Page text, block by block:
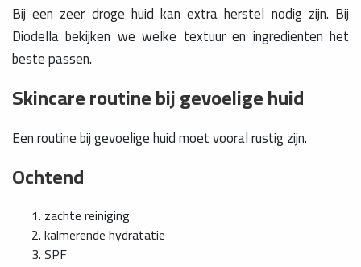
Bij een zeer droge huid kan extra herstel nodig zijn. Bij
Diodella bekijken we welke textuur en ingrediënten het
beste passen.
Skincare routine bij gevoelige huid
Een routine bij gevoelige huid moet vooral rustig zijn.
Ochtend
zachte reiniging
kalmerende hydratatie
SPF